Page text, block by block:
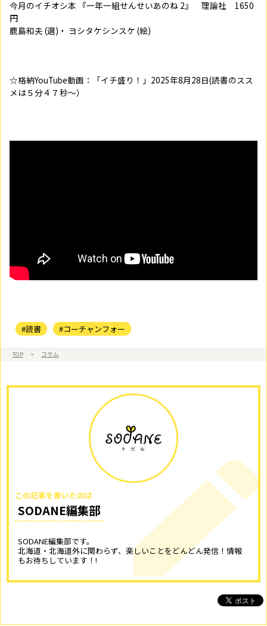
今月のイチオシ本 『一年一組せんせいあのね 2』 理論社 1650
円
鹿島和夫 (選)・ ヨシタケシンスケ (絵)
☆格納YouTube動画：「イチ盛り！」2025年8月28日(読書のスス
メは５分４７秒～）
#読書 #コーチャンフォー
TOP > コラム
この記事を書いたのは
SODANE編集部
SODANE編集部です。
北海道・北海道外に関わらず、楽しいことをどんどん発信！情報
もお待ちしています！!